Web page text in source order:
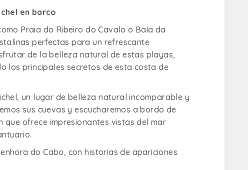
en barco
Praia do Ribeiro do Cavalo o Baía da
perfectas para un refrescante
de la belleza natural de estas playas,
los principales secretos de esta costa de
un lugar de belleza natural incomparable y
sus cuevas y escucharemos a bordo de
ofrece impresionantes vistas del mar
do Cabo, con historias de apariciones